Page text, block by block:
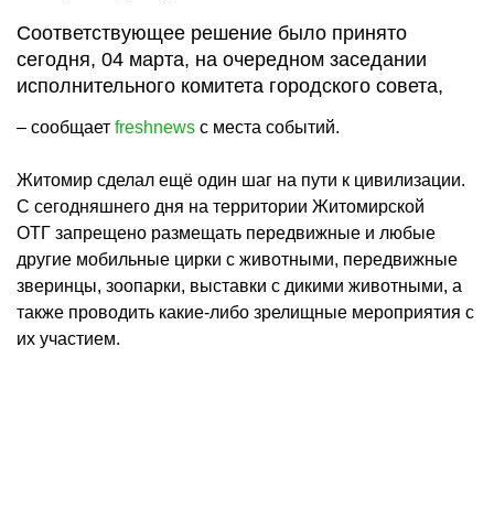
Соответствующее решение было принято
сегодня, 04 марта, на очередном заседании
исполнительного комитета городского совета,
– сообщает freshnews с места событий.
Житомир сделал ещё один шаг на пути к цивилизации.
С сегодняшнего дня на территории Житомирской
ОТГ запрещено размещать передвижные и любые
другие мобильные цирки с животными, передвижные
зверинцы, зоопарки, выставки с дикими животными, а
также проводить какие-либо зрелищные мероприятия с
их участием.